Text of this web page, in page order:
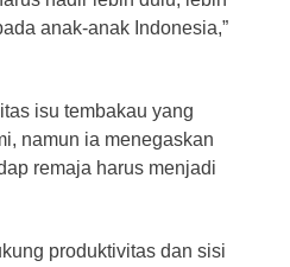
anak-anak Indonesia,”
isu tembakau yang
namun ia menegaskan
remaja harus menjadi
produktivitas dan sisi